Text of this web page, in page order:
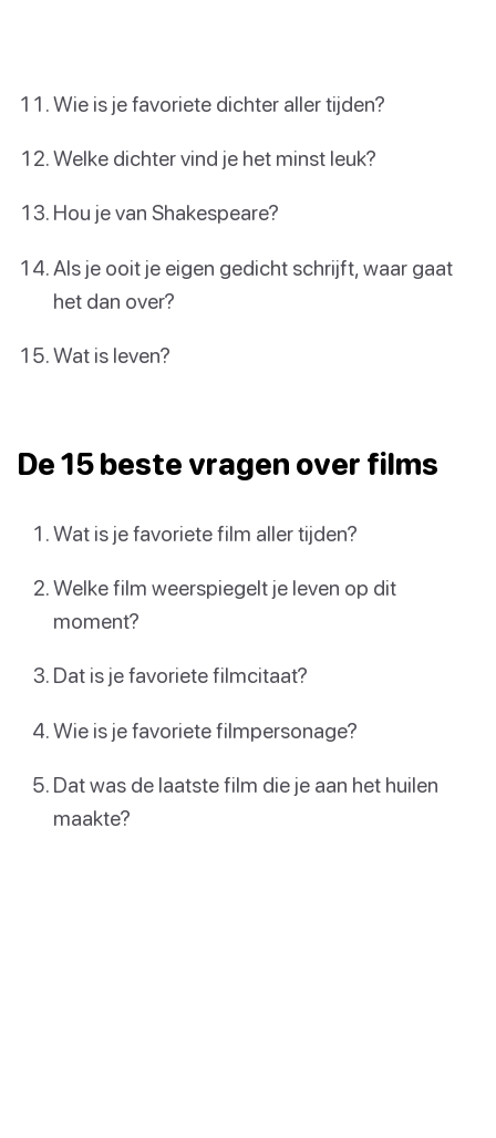
Wie is je favoriete dichter aller tijden?
Welke dichter vind je het minst leuk?
Hou je van Shakespeare?
Als je ooit je eigen gedicht schrijft, waar gaat
het dan over?
Wat is leven?
De 15 beste vragen over films
Wat is je favoriete film aller tijden?
Welke film weerspiegelt je leven op dit
moment?
Dat is je favoriete filmcitaat?
Wie is je favoriete filmpersonage?
Dat was de laatste film die je aan het huilen
maakte?